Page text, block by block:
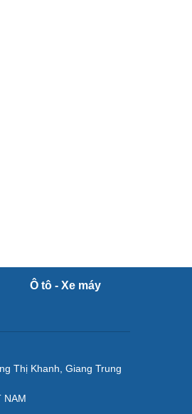
Ô tô - Xe máy
Thị Khanh, Giang Trung
NAM